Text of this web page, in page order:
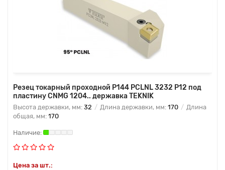
Резец токарный проходной P144 PCLNL 3232 P12 под
пластину CNMG 1204.. державка TEKNIK
Высота державки, мм: 32 Длина державки, мм: 170
Длина
общая, мм: 170
Цена за шт.: